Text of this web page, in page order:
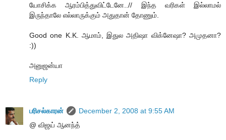
யோசிக்க ஆரம்பித்துவிட்டேனே..// இந்த வரிகள் இல்லாமல்
இருந்தாலே எல்லாருக்கும் அதுதான் தோணும்.
Good one K.K. ஆமாம், இதுல அதிஷா விக்னேஷா? அமுதனா?
:))
அனுஜன்யா
Reply
பரிசல்காரன்
December 2, 2008 at 9:55 AM
@ விஜய் ஆனந்த்